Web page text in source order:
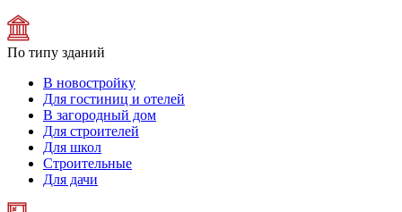
По типу зданий
В новостройку
Для гостиниц и отелей
В загородный дом
Для строителей
Для школ
Строительные
Для дачи